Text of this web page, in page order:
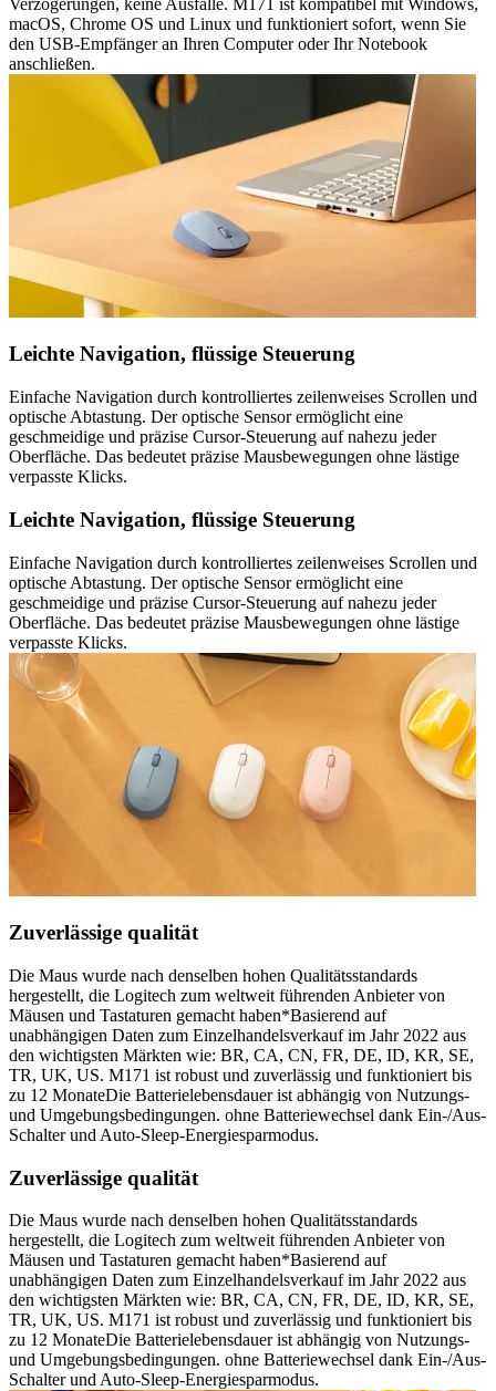
macOS, Chrome OS und Linux und funktioniert sofort, wenn Sie
den USB-Empfänger an Ihren Computer oder Ihr Notebook
anschließen.
Leichte Navigation, flüssige Steuerung
Einfache Navigation durch kontrolliertes zeilenweises Scrollen und
optische Abtastung. Der optische Sensor ermöglicht eine
geschmeidige und präzise Cursor-Steuerung auf nahezu jeder
Oberfläche. Das bedeutet präzise Mausbewegungen ohne lästige
verpasste Klicks.
Leichte Navigation, flüssige Steuerung
Einfache Navigation durch kontrolliertes zeilenweises Scrollen und
optische Abtastung. Der optische Sensor ermöglicht eine
geschmeidige und präzise Cursor-Steuerung auf nahezu jeder
Oberfläche. Das bedeutet präzise Mausbewegungen ohne lästige
verpasste Klicks.
Zuverlässige qualität
Die Maus wurde nach denselben hohen Qualitätsstandards
hergestellt, die Logitech zum weltweit führenden Anbieter von
Mäusen und Tastaturen gemacht haben*Basierend auf
unabhängigen Daten zum Einzelhandelsverkauf im Jahr 2022 aus
den wichtigsten Märkten wie: BR, CA, CN, FR, DE, ID, KR, SE,
TR, UK, US. M171 ist robust und zuverlässig und funktioniert bis
zu 12 MonateDie Batterielebensdauer ist abhängig von Nutzungs-
und Umgebungsbedingungen. ohne Batteriewechsel dank Ein-/Aus-
Schalter und Auto-Sleep-Energiesparmodus.
Zuverlässige qualität
Die Maus wurde nach denselben hohen Qualitätsstandards
hergestellt, die Logitech zum weltweit führenden Anbieter von
Mäusen und Tastaturen gemacht haben*Basierend auf
unabhängigen Daten zum Einzelhandelsverkauf im Jahr 2022 aus
den wichtigsten Märkten wie: BR, CA, CN, FR, DE, ID, KR, SE,
TR, UK, US. M171 ist robust und zuverlässig und funktioniert bis
zu 12 MonateDie Batterielebensdauer ist abhängig von Nutzungs-
und Umgebungsbedingungen. ohne Batteriewechsel dank Ein-/Aus-
Schalter und Auto-Sleep-Energiesparmodus.